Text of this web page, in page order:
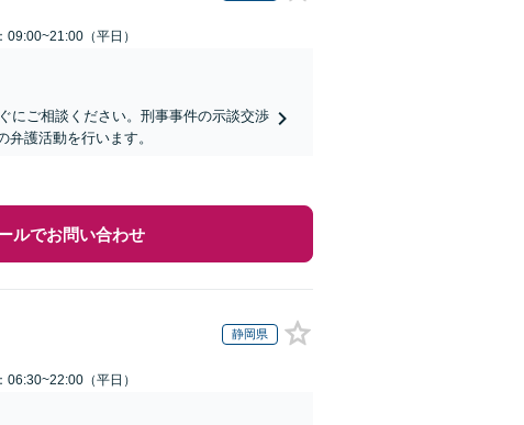
09:00~21:00（平日）
にご相談ください。刑事事件の示談交渉
護活動を行います。
ルでお問い合わせ
静岡県
06:30~22:00（平日）